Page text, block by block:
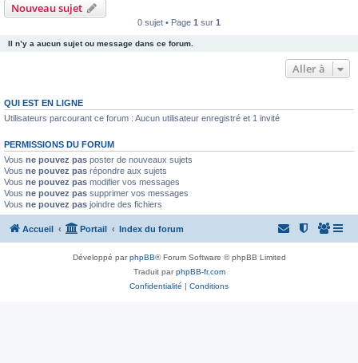
Nouveau sujet
0 sujet • Page 1 sur 1
Il n’y a aucun sujet ou message dans ce forum.
Aller à
QUI EST EN LIGNE
Utilisateurs parcourant ce forum : Aucun utilisateur enregistré et 1 invité
PERMISSIONS DU FORUM
Vous ne pouvez pas poster de nouveaux sujets
Vous ne pouvez pas répondre aux sujets
Vous ne pouvez pas modifier vos messages
Vous ne pouvez pas supprimer vos messages
Vous ne pouvez pas joindre des fichiers
Accueil Portail Index du forum
Développé parphpBB® Forum Software © phpBB Limited
Traduit parphpBB-fr.com
Confidentialité | Conditions